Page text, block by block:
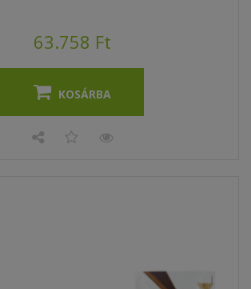
63.758 Ft
KOSÁRBA